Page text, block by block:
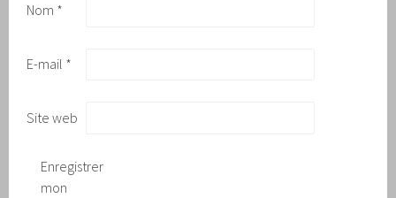
Nom *
E-mail *
Site web
Enregistrer
mon